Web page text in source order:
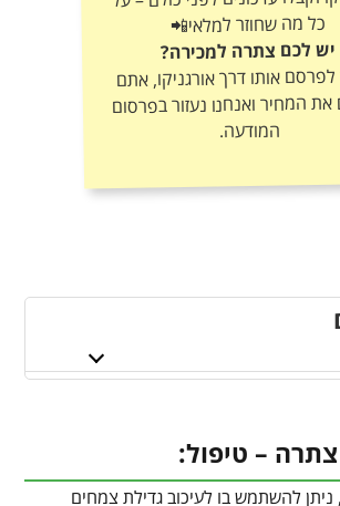
כל מה שחוזר למלאי📲
יש לכם צתרה למכירה?
אותו דרך אורגניקו, אתם
את המחיר ואנחנו נעזור בפרסום
המודעה.
צתרה – טיפול:
להשתמש בו לעיכוב גדילת צמחים